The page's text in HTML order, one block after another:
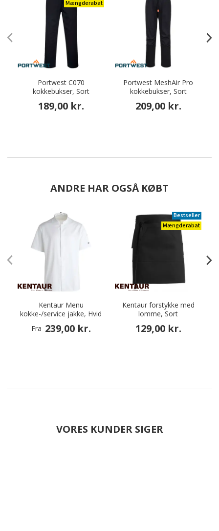
Mængderabat
Portwest C070
kokkebukser, Sort
189,00 kr.
Portwest MeshAir Pro
kokkebukser, Sort
209,00 kr.
ANDRE HAR OGSÅ KØBT
Kentaur Menu
kokke-/service jakke, Hvid
Fra 239,00 kr.
Bestseller
Mængderabat
Kentaur forstykke med
lomme, Sort
129,00 kr.
VORES KUNDER SIGER